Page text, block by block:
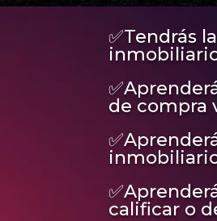
✅Tendrás
de compra
calificar o